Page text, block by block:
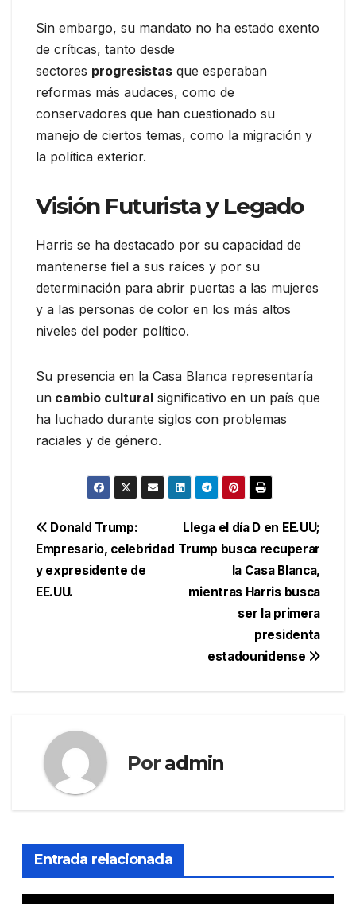
Sin embargo, su mandato no ha estado exento
de críticas, tanto desde
sectores progresistas que esperaban
reformas más audaces, como de
conservadores que han cuestionado su
manejo de ciertos temas, como la migración y
la política exterior.
Visión Futurista y Legado
Harris se ha destacado por su capacidad de
mantenerse fiel a sus raíces y por su
determinación para abrir puertas a las mujeres
y a las personas de color en los más altos
niveles del poder político.
Su presencia en la Casa Blanca representaría
un cambio cultural significativo en un país que
ha luchado durante siglos con problemas
raciales y de género.
Navegación
de
entradas
Llega el día D en EE.UU;
Trump busca recuperar
la Casa Blanca,
mientras Harris busca
ser la primera
presidenta
estadounidense
Donald Trump:
Empresario, celebridad
y expresidente de
EE.UU.
Por admin
Entrada relacionada